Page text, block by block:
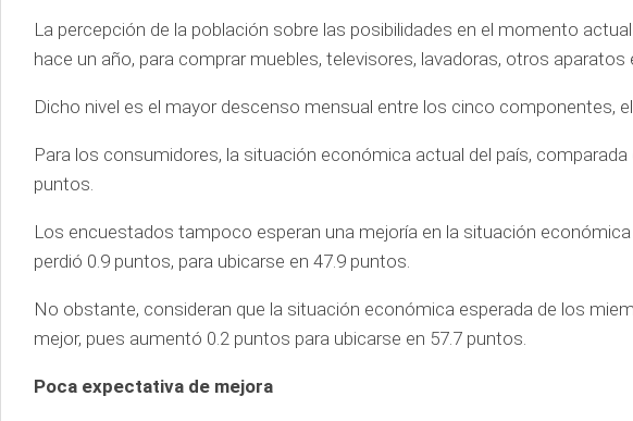
La percepción de la población sobre las posibilidades en el momento
hace un año, para comprar muebles, televisores, lavadoras, otros
Dicho nivel es el mayor descenso mensual entre los cinco componentes,
Para los consumidores, la situación económica actual del país,
puntos.
Los encuestados tampoco esperan una mejoría en la situación
perdió 0.9 puntos, para ubicarse en 47.9 puntos.
No obstante, consideran que la situación económica esperada de los
mejor, pues aumentó 0.2 puntos para ubicarse en 57.7 puntos.
Poca expectativa de mejora